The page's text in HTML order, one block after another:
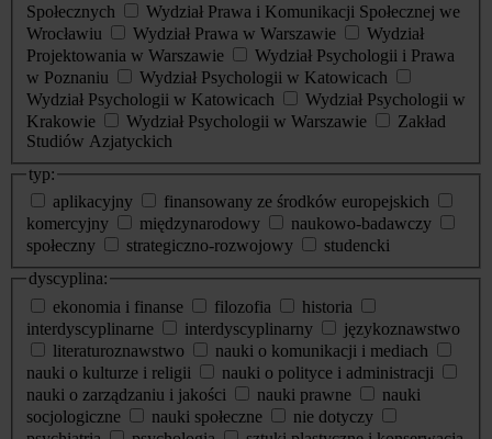
Społecznych
Wydział Prawa i Komunikacji Społecznej we
Wrocławiu
Wydział Prawa w Warszawie
Wydział
Projektowania w Warszawie
Wydział Psychologii i Prawa
w Poznaniu
Wydział Psychologii w Katowicach
Wydział Psychologii w Katowicach
Wydział Psychologii w
Krakowie
Wydział Psychologii w Warszawie
Zakład
Studiów Azjatyckich
typ:
aplikacyjny
finansowany ze środków europejskich
komercyjny
międzynarodowy
naukowo-badawczy
społeczny
strategiczno-rozwojowy
studencki
dyscyplina:
ekonomia i finanse
filozofia
historia
interdyscyplinarne
interdyscyplinarny
językoznawstwo
literaturoznawstwo
nauki o komunikacji i mediach
nauki o kulturze i religii
nauki o polityce i administracji
nauki o zarządzaniu i jakości
nauki prawne
nauki
socjologiczne
nauki społeczne
nie dotyczy